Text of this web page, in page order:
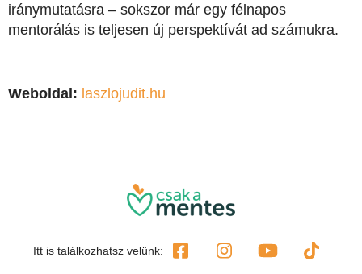
iránymutatásra – sokszor már egy félnapos
mentorálás is teljesen új perspektívát ad számukra.
Weboldal: laszlojudit.hu
Itt is találkozhatsz velünk: